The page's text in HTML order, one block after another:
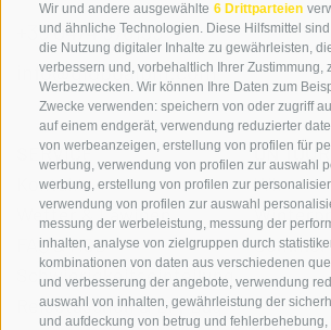
Wir und andere ausgewählte 6 Drittparteien
und ähnliche Technologien. Diese Hilfsmittel
die Nutzung digitaler Inhalte zu gewährleisten,
verbessern und, vorbehaltlich Ihrer Zustimmung,
Werbezwecken. Wir können Ihre Daten zum
Zwecke verwenden: speichern von oder zugriff
auf einem endgerät, verwendung reduzierter
von werbeanzeigen, erstellung von profilen für
werbung, verwendung von profilen zur auswahl
werbung, erstellung von profilen zur
verwendung von profilen zur auswahl
messung der werbeleistung, messung der
inhalten, analyse von zielgruppen durch
kombinationen von daten aus verschiedenen
und verbesserung der angebote, verwendung
auswahl von inhalten, gewährleistung der
und aufdeckung von betrug und
+39 0474 976139
info@globoalpin.com
SERVICE
Kontakt
Wetter & Lawinen
FAQ & AGB
Schwierigkeitseinteilung
Reisetaschen & Dry Bag
ON TOUR
Wir